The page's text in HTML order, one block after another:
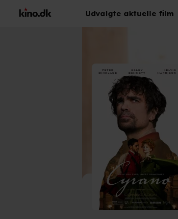
Udvalgte aktuelle film